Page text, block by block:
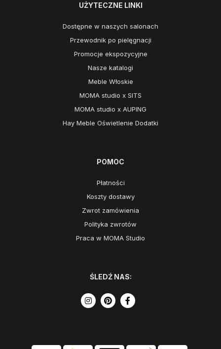
UŻYTECZNE LINKI
Dostępne w naszych salonach
Przewodnik po pielęgnacji
Promocje ekspozycyjne
Nasze katalogi
Meble Włoskie
MOMA studio x SITS
MOMA studio x AUPING
Hay Meble Oświetlenie Dodatki
POMOC
Płatności
Koszty dostawy
Zwrot zamówienia
Polityka zwrotów
Praca w MOMA Studio
ŚLEDŹ NAS: